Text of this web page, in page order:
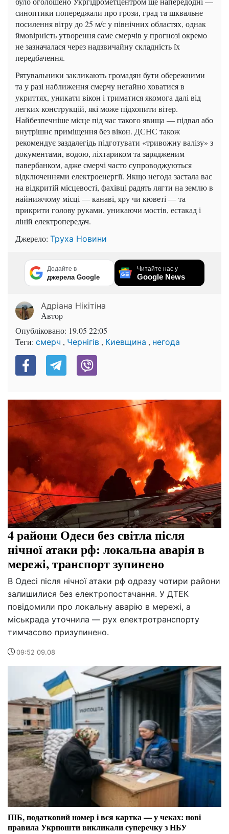
синоптики попереджали про грози, град та шквальне
посилення вітру до 25 м/с у північних областях, однак
ймовірність утворення саме смерчів у прогнозі окремо
не зазначалася через надзвичайну складність їх
передбачення.
Рятувальники закликають громадян бути обережними
та у разі наближення смерчу негайно ховатися в
укриттях, уникати вікон і триматися якомога далі від
легких конструкцій, які може підхопити вітер.
Найбезпечніше місце під час такого явища — підвал або
внутрішнє приміщення без вікон. ДСНС також
рекомендує заздалегідь підготувати «тривожну валізу» з
документами, водою, ліхтариком та зарядженим
павербанком, адже смерчі часто супроводжуються
відключеннями електроенергії. Якщо негода застала вас
на відкритій місцевості, фахівці радять лягти на землю в
найнижчому місці — канаві, яру чи кюветі — та
прикрити голову руками, уникаючи мостів, естакад і
ліній електропередач.
Джерело: Труха Новини
Додайте в
джерела Google
Читайте нас у
Google News
Адріана Нікітіна
Автор
Опубліковано: 19.05 22:05
Теги: смерч , Чернігів , Киевщина , негода
4 райони Одеси без світла після
нічної атаки рф: локальна аварія в
мережі, транспорт зупинено
В Одесі після нічної атаки рф одразу чотири райони
залишилися без електропостачання. У ДТЕК
повідомили про локальну аварію в мережі, а
міськрада уточнила — рух електротранспорту
тимчасово призупинено.
09:52 09.08
ПІБ, податковий номер і вся картка — у чеках: нові
правила Укрпошти викликали суперечку з НБУ